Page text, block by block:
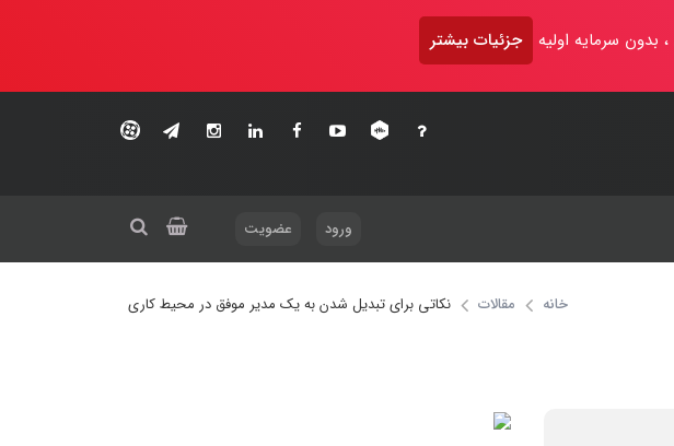
سرمایه اولیه جزئیات بیشتر
ورود عضویت
خانه مقالات نکاتی برای تبدیل شدن به یک مدیر موفق در محیط کاری